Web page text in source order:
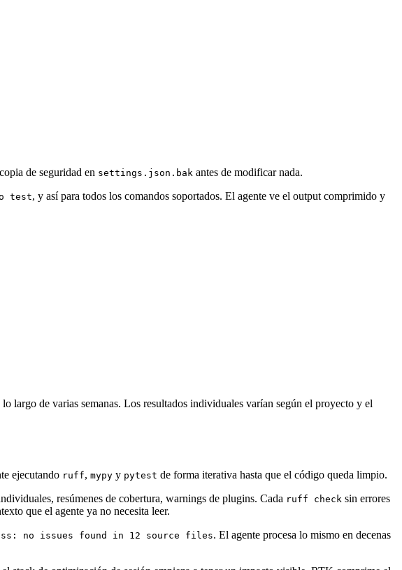
de seguridad en settings.json.bak antes de modificar nada.
test, y así para todos los comandos soportados. El agente ve el output comprimido y
largo de varias semanas. Los resultados individuales varían según el proyecto y el
ejecutando ruff, mypy y pytest de forma iterativa hasta que el código queda limpio.
resúmenes de cobertura, warnings de plugins. Cada ruff check sin errores
que el agente ya no necesita leer.
no issues found in 12 source files. El agente procesa lo mismo en decenas